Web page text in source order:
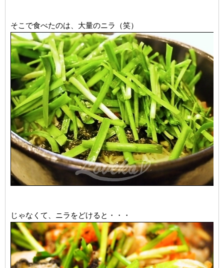
そこで食べたのは、大量のニラ（笑）
じゃなくて、ニラをどけると・・・